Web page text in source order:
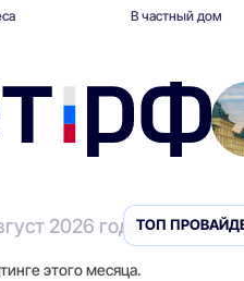
В частный дом
2026 годаТОП
этого месяца.